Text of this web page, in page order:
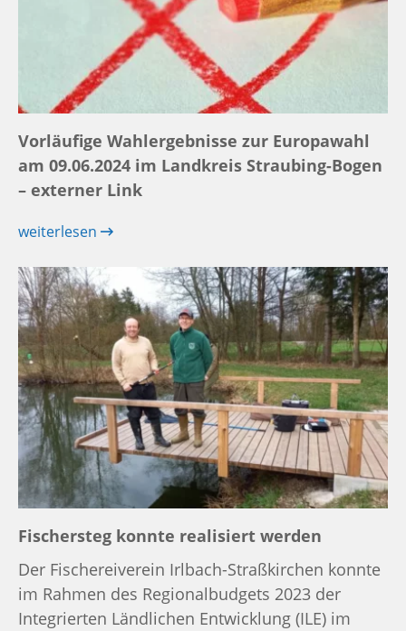
Vorläufige Wahlergebnisse zur Europawahl
am 09.06.2024 im Landkreis Straubing-Bogen
– externer Link
weiterlesen
Fischersteg konnte realisiert werden
Der Fischereiverein Irlbach-Straßkirchen konnte
im Rahmen des Regionalbudgets 2023 der
Integrierten Ländlichen Entwicklung (ILE) im